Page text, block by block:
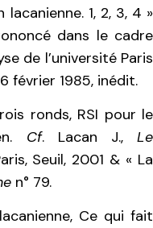
lacanienne. 1, 2, 3, 4 »
dans le cadre
de l’université Paris
février 1985, inédit.
ronds, RSI pour le
Cf. Lacan J.,Le
Seuil, 2001 & « La
n° 79.
Ce qui fait